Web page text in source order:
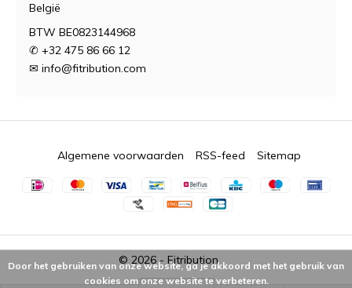
België
BTW BE0823144968
✆ +32 475 86 66 12
✉ info@fitribution.com
© 2026 - Fitribution
Algemene voorwaarden RSS-feed Sitemap
Door het gebruiken van onze website, ga je akkoord met het gebruik van
cookies om onze website te verbeteren.